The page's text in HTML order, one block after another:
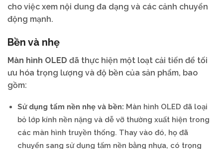
cho việc xem nội dung đa dạng và các cảnh chuyển
động mạnh.
Bền và nhẹ
Màn hình OLED đã thực hiện một loạt cải tiến để tối
ưu hóa trọng lượng và độ bền của sản phẩm, bao
gồm:
Sử dụng tấm nền nhẹ và bền: Màn hình OLED đã loại
bỏ lớp kính nền nặng và dễ vỡ thường xuất hiện trong
các màn hình truyền thống. Thay vào đó, họ đã
chuyển sang sử dụng tấm nền bằng nhựa, có trọng